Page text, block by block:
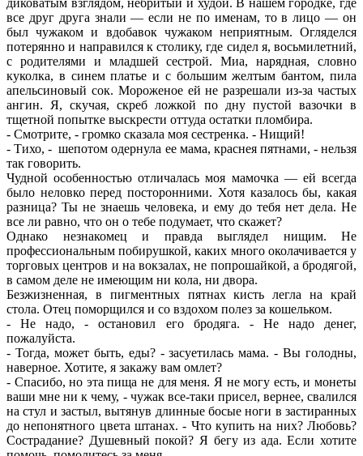
все друг друга знали — если не по именам, то в лицо — он
был чужаком и вдобавок чужаком неприятным. Огляделся
потерянно и направился к столику, где сидел я, восьмилетний,
с родителями и младшей сестрой. Миа, нарядная, словно
куколка, в синем платье и с большим желтым бантом, пила
апельсиновый сок. Мороженое ей не разрешали из-за частых
ангин. Я, скучая, скреб ложкой по дну пустой вазочки в
тщетной попытке выскрести оттуда остатки пломбира.
- Смотрите, - громко сказала моя сестренка. - Нищий!
- Тихо, - шепотом одернула ее мама, краснея пятнами, - нельзя
так говорить.
Чудной особенностью отличалась моя мамочка — ей всегда
было неловко перед посторонними. Хотя казалось бы, какая
разница? Ты не знаешь человека, и ему до тебя нет дела. Не
все ли равно, что он о тебе подумает, что скажет?
Однако незнакомец и правда выглядел нищим. Не
профессиональным побирушкой, каких много околачивается у
торговых центров и на вокзалах, не попрошайкой, а бродягой,
в самом деле не имеющим ни кола, ни двора.
Безжизненная, в пигментных пятнах кисть легла на край
стола. Отец поморщился и со вздохом полез за кошельком.
- Не надо, - остановил его бродяга. - Не надо денег,
пожалуйста.
- Тогда, может быть, еды? - засуетилась мама. - Вы голодны,
наверное. Хотите, я закажу вам омлет?
- Спасибо, но эта пища не для меня. Я не могу есть, и монеты
ваши мне ни к чему, - чужак все-таки присел, вернее, свалился
на стул и застыл, вытянув длинные босые ноги в застиранных
до непонятного цвета штанах. - Что купить на них? Любовь?
Сострадание? Душевный покой? Я бегу из ада. Если хотите